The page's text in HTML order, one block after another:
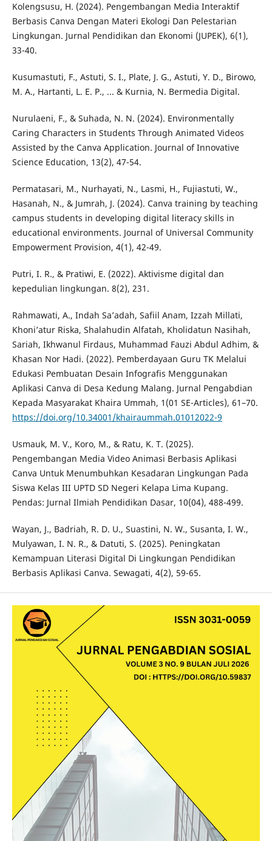
Kolengsusu, H. (2024). Pengembangan Media Interaktif
Berbasis Canva Dengan Materi Ekologi Dan Pelestarian
Lingkungan. Jurnal Pendidikan dan Ekonomi (JUPEK), 6(1),
33-40.
Kusumastuti, F., Astuti, S. I., Plate, J. G., Astuti, Y. D., Birowo,
M. A., Hartanti, L. E. P., ... & Kurnia, N. Bermedia Digital.
Nurulaeni, F., & Suhada, N. N. (2024). Environmentally
Caring Characters in Students Through Animated Videos
Assisted by the Canva Application. Journal of Innovative
Science Education, 13(2), 47-54.
Permatasari, M., Nurhayati, N., Lasmi, H., Fujiastuti, W.,
Hasanah, N., & Jumrah, J. (2024). Canva training by teaching
campus students in developing digital literacy skills in
educational environments. Journal of Universal Community
Empowerment Provision, 4(1), 42-49.
Putri, I. R., & Pratiwi, E. (2022). Aktivisme digital dan
kepedulian lingkungan. 8(2), 231.
Rahmawati, A., Indah Sa’adah, Safiil Anam, Izzah Millati,
Khoni’atur Riska, Shalahudin Alfatah, Kholidatun Nasihah,
Sariah, Ikhwanul Firdaus, Muhammad Fauzi Abdul Adhim, &
Khasan Nor Hadi. (2022). Pemberdayaan Guru TK Melalui
Edukasi Pembuatan Desain Infografis Menggunakan
Aplikasi Canva di Desa Kedung Malang. Jurnal Pengabdian
Kepada Masyarakat Khaira Ummah, 1(01 SE-Articles), 61–70.
https://doi.org/10.34001/khairaummah.01012022-9
Usmauk, M. V., Koro, M., & Ratu, K. T. (2025).
Pengembangan Media Video Animasi Berbasis Aplikasi
Canva Untuk Menumbuhkan Kesadaran Lingkungan Pada
Siswa Kelas III UPTD SD Negeri Kelapa Lima Kupang.
Pendas: Jurnal Ilmiah Pendidikan Dasar, 10(04), 488-499.
Wayan, J., Badriah, R. D. U., Suastini, N. W., Susanta, I. W.,
Mulyawan, I. N. R., & Datuti, S. (2025). Peningkatan
Kemampuan Literasi Digital Di Lingkungan Pendidikan
Berbasis Aplikasi Canva. Sewagati, 4(2), 59-65.